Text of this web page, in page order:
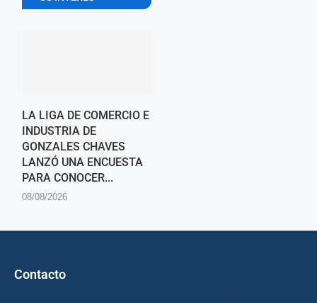
LA LIGA DE COMERCIO E
INDUSTRIA DE
GONZALES CHAVES
LANZÓ UNA ENCUESTA
PARA CONOCER...
08/08/2026
Contacto